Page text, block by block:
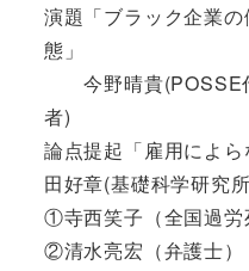
演題「ブラック企業
態」
今野晴貴(POSSE
者)
論点提起「雇用によ
田好章(基礎科学研究
①寺西笑子（全国過労
②清水亮宏（弁護士）